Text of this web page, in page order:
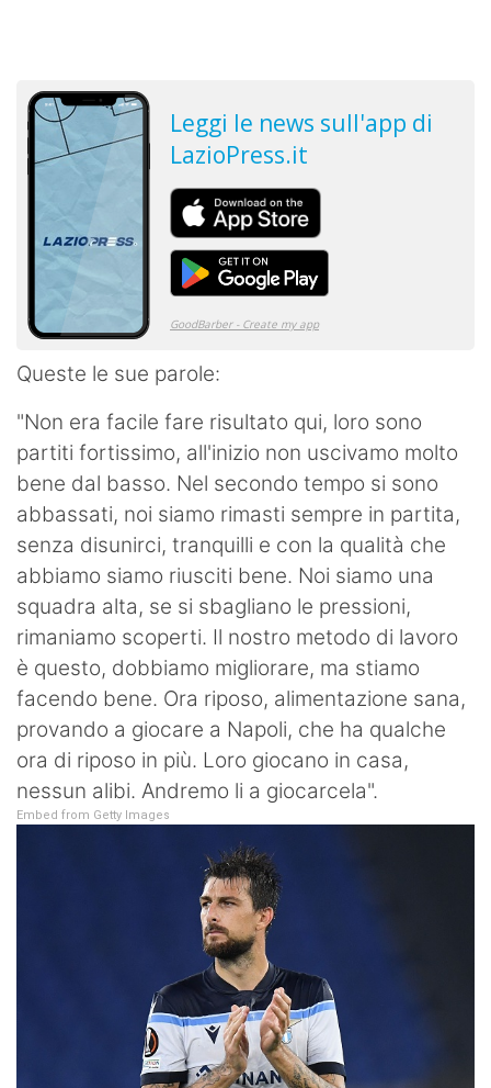
Queste le sue parole:
"Non era facile fare risultato qui, loro sono
partiti fortissimo, all'inizio non uscivamo molto
bene dal basso. Nel secondo tempo si sono
abbassati, noi siamo rimasti sempre in partita,
senza disunirci, tranquilli e con la qualità che
abbiamo siamo riusciti bene. Noi siamo una
squadra alta, se si sbagliano le pressioni,
rimaniamo scoperti. Il nostro metodo di lavoro
è questo, dobbiamo migliorare, ma stiamo
facendo bene. Ora riposo, alimentazione sana,
provando a giocare a Napoli, che ha qualche
ora di riposo in più. Loro giocano in casa,
nessun alibi. Andremo li a giocarcela".
Embed from Getty Images